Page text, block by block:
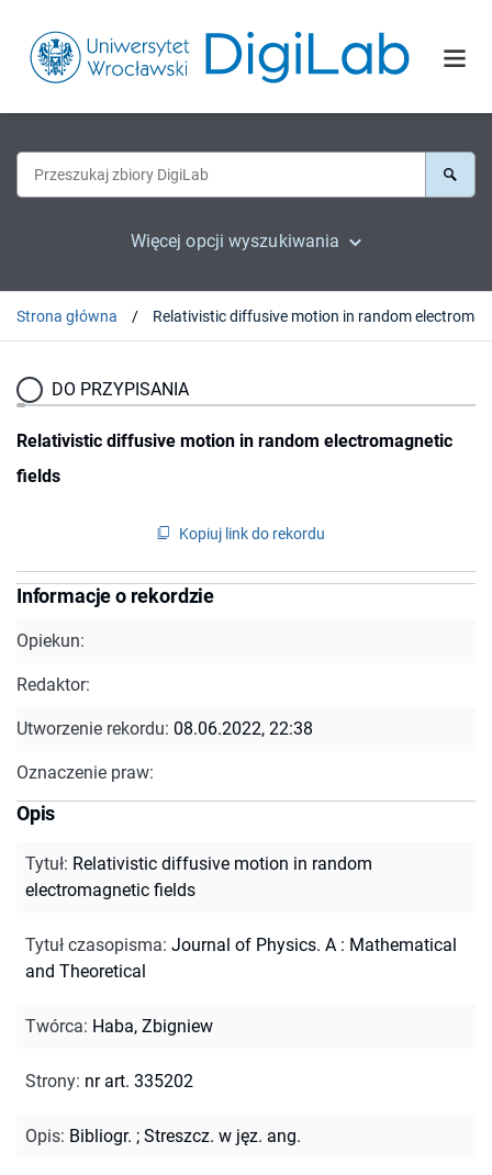
Więcej opcji wyszukiwania
Strona główna
DO PRZYPISANIA
Relativistic diffusive motion in random electromagnetic
fields
Kopiuj link do rekordu
Informacje o rekordzie
Opiekun:
Redaktor:
Utworzenie rekordu: 08.06.2022, 22:38
Oznaczenie praw:
Opis
Tytuł: Relativistic diffusive motion in random
electromagnetic fields
Tytuł czasopisma: Journal of Physics. A : Mathematical
and Theoretical
Twórca: Haba, Zbigniew
Strony: nr art. 335202
Opis: Bibliogr. ; Streszcz. w jęz. ang.